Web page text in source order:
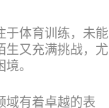
于体育训练，未能
生又充满挑战，尤
。
域有着卓越的表